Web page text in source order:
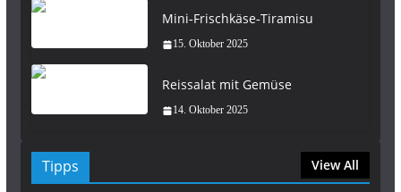
Mini‑Frischkäse‑Tiramisu
15. Oktober 2025
Reissalat mit Gemüse
14. Oktober 2025
Tipps View All